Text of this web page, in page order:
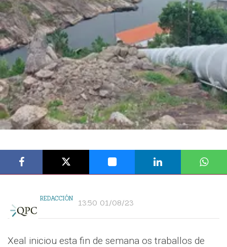
REDACCIÓN 13:50 01/08/23
Xeal iniciou esta fin de semana os traballos de